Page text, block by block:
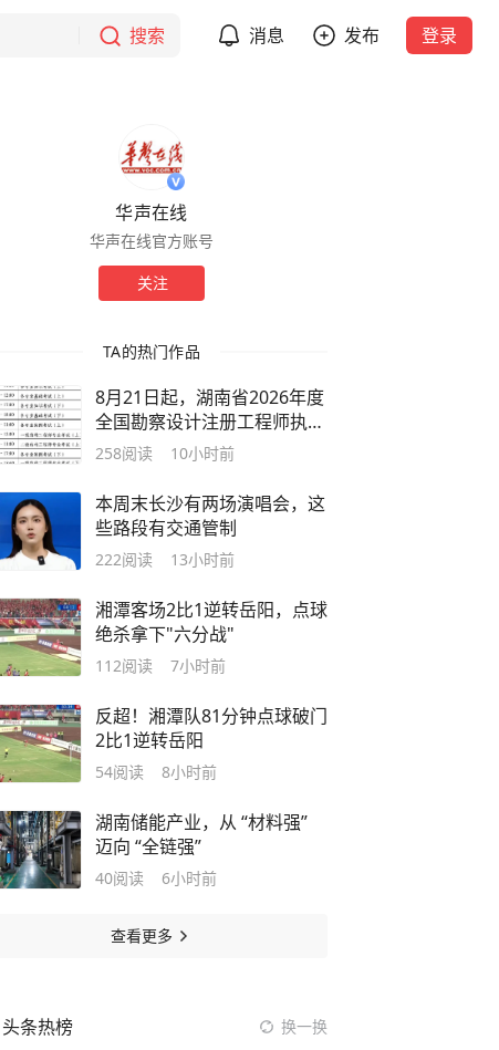
搜索 消息 发布 登录
华声在线
华声在线官方账号
关注
TA的热门作品
8月21日起，湖南省2026年度
全国勘察设计注册工程师执业
资格考试开始报名
258阅读 10小时前
本周末长沙有两场演唱会，这
些路段有交通管制
222阅读 13小时前
湘潭客场2比1逆转岳阳，点球
绝杀拿下"六分战"
112阅读 7小时前
反超！湘潭队81分钟点球破门
2比1逆转岳阳
54阅读 8小时前
湖南储能产业，从 “材料强”
迈向 “全链强”
40阅读 6小时前
查看更多
头条热榜 换一换